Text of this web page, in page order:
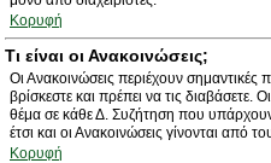
Κορυφή
Τι είναι οι Ανακοινώσεις;
Οι Ανακοινώσεις περιέχουν
βρίσκεστε και πρέπει να τις διαβάσετε.
θέμα σε κάθε Δ. Συζήτηση που
έτσι και οι Ανακοινώσεις γίνονται από
Κορυφή